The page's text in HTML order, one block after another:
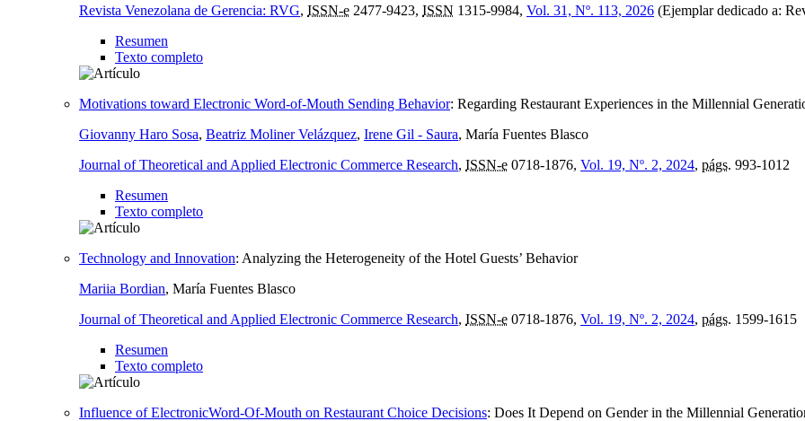
Revista Venezolana de Gerencia: RVG, ISSN-e 2477-9423, ISSN 1315-9984, Vol. 31, Nº. 113, 2026 (Ejemplar dedicado a:
Resumen
Texto completo
Motivations toward Electronic Word-of-Mouth Sending Behavior: Regarding Restaurant Experiences in the Millennial
Giovanny Haro Sosa, Beatriz Moliner Velázquez, Irene Gil - Saura, María Fuentes Blasco
Journal of Theoretical and Applied Electronic Commerce Research, ISSN-e 0718-1876, Vol. 19, Nº. 2, 2024, págs. 993-1012
Resumen
Texto completo
Technology and Innovation: Analyzing the Heterogeneity of the Hotel Guests’ Behavior
Mariia Bordian, María Fuentes Blasco
Journal of Theoretical and Applied Electronic Commerce Research, ISSN-e 0718-1876, Vol. 19, Nº. 2, 2024, págs. 1599-1615
Resumen
Texto completo
Influence of ElectronicWord-Of-Mouth on Restaurant Choice Decisions: Does It Depend on Gender in the Millennial